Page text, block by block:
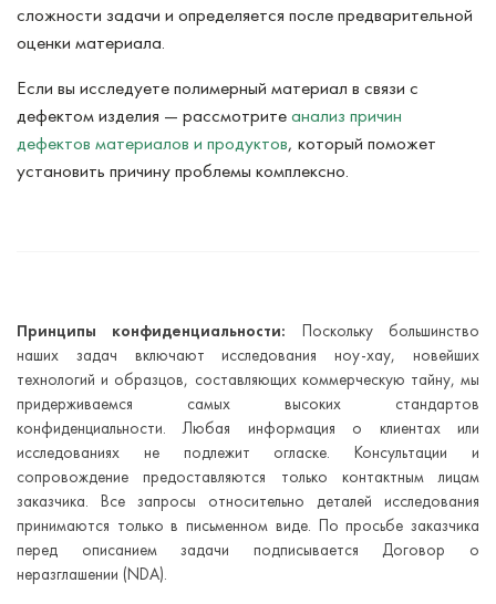
сложности задачи и определяется после предварительной
оценки материала.
Если вы исследуете полимерный материал в связи с
дефектом изделия — рассмотритеанализ причин
дефектов материалов и продуктов, который поможет
установить причину проблемы комплексно.
Принципы конфиденциальности: Поскольку большинство
наших задач включают исследования ноу-хау, новейших
технологий и образцов, составляющих коммерческую тайну, мы
придерживаемся самых высоких стандартов
конфиденциальности. Любая информация о клиентах или
исследованиях не подлежит огласке. Консультации и
сопровождение предоставляются только контактным лицам
заказчика. Все запросы относительно деталей исследования
принимаются только в письменном виде. По просьбе заказчика
перед описанием задачи подписывается Договор о
неразглашении (NDA).